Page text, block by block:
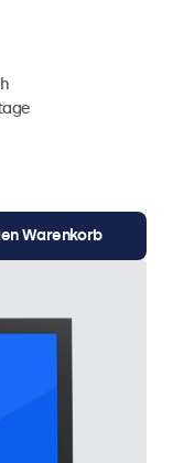
Warenkorb